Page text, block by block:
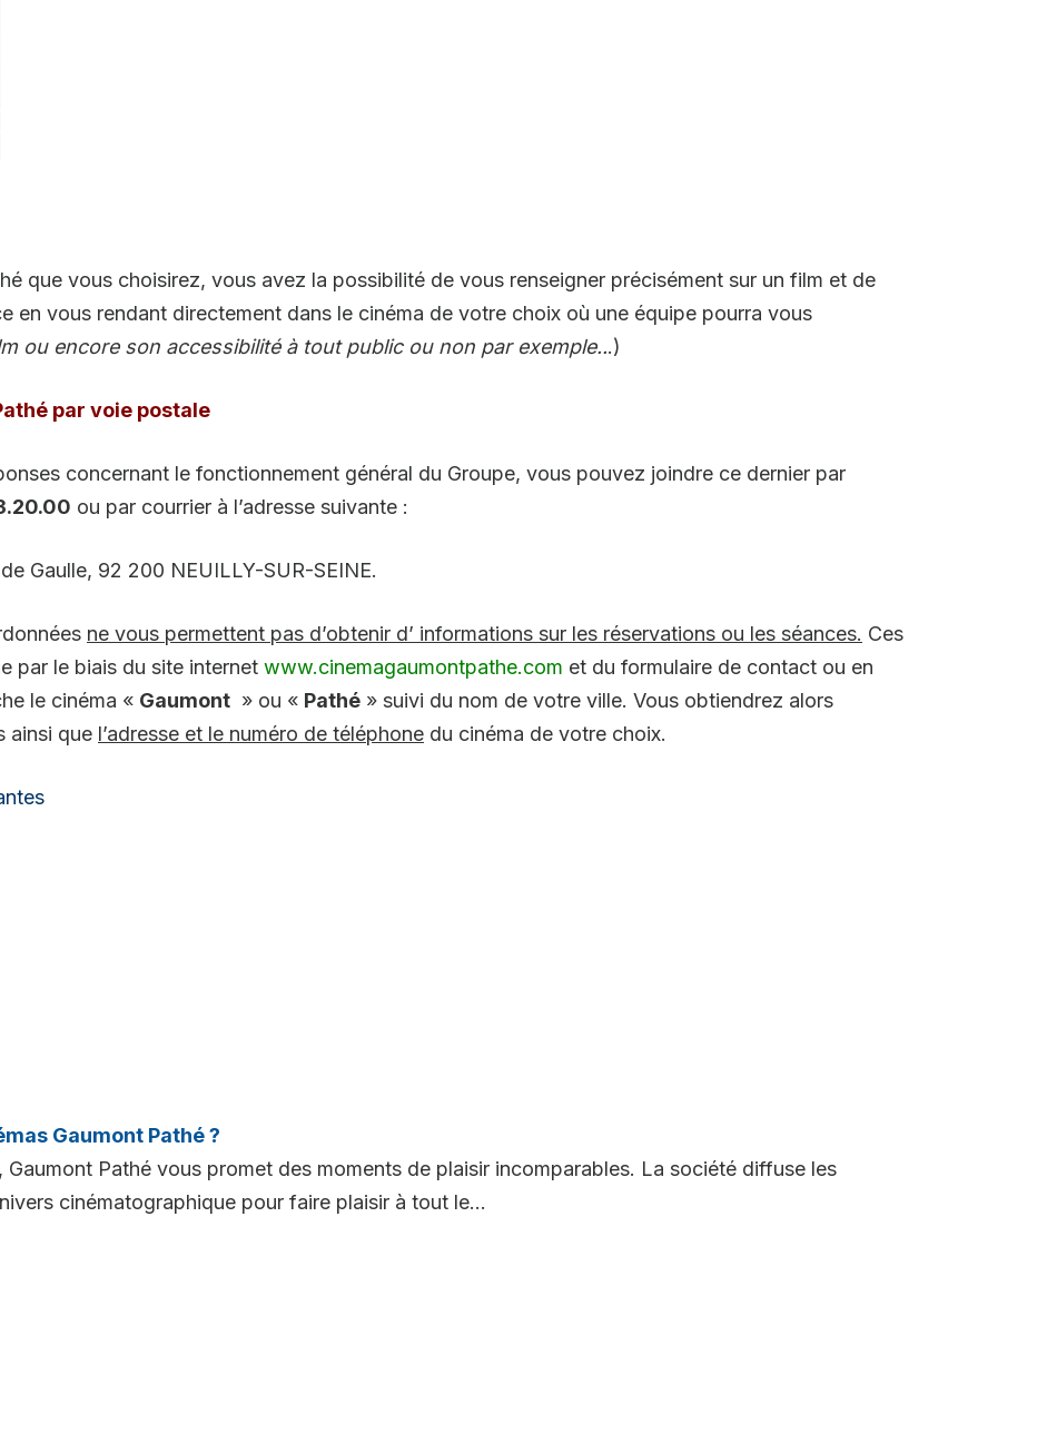
que vous choisirez, vous avez la possibilité de vous renseigner précisément sur un film et de
en vous rendant directement dans le cinéma de votre choix où une équipe pourra vous
ou encore son accessibilité à tout public ou non par exemple...)
par voie postale
concernant le fonctionnement général du Groupe, vous pouvez joindre ce dernier par
ou par courrier à l’adresse suivante :
Gaulle, 92 200 NEUILLY-SUR-SEINE.
ne vous permettent pas d’obtenir d’ informations sur les réservations ou les séances. Ces
par le biais du site internet www.cinemagaumontpathe.com et du formulaire de contact ou en
le cinéma « Gaumont » ou « Pathé » suivi du nom de votre ville. Vous obtiendrez alors
ainsi que l’adresse et le numéro de téléphone du cinéma de votre choix.
Gaumont Pathé ?
Pathé vous promet des moments de plaisir incomparables. La société diffuse les
cinématographique pour faire plaisir à tout le...